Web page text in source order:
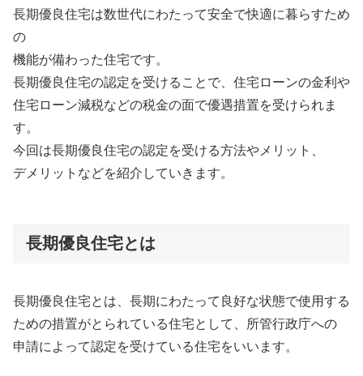
長期優良住宅は数世代にわたって安全で快適に暮らすため
の
機能が備わった住宅です。
長期優良住宅の認定を受けることで、住宅ローンの金利や
住宅ローン減税などの税金の面で優遇措置を受けられま
す。
今回は長期優良住宅の認定を受ける方法やメリット、
デメリットなどを紹介していきます。
長期優良住宅とは
長期優良住宅とは、長期にわたって良好な状態で使用する
ための措置がとられている住宅として、所管行政庁への
申請によって認定を受けている住宅をいいます。